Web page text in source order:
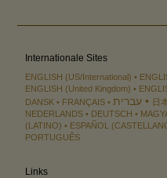
Internationale Sites
ENGLISH (US/International)
ENGLISH (United Kingdom)
DANSK
FRANÇAIS עברית 日
NEDERLANDS
DEUTSCH
(LATINO)
ESPAÑOL
PORTUGUÊS
Links